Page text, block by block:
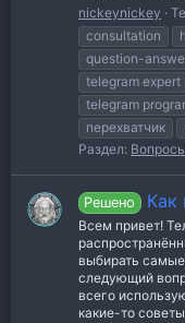
nickeynickey
consultation
question-
telegram expert
telegram
перехватчик
Раздел:
Решено Как
Всем привет!
выбирать самые
следующий
всего
какие-то